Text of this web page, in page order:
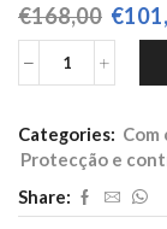
€168,00 O
preço
original
era:
€
Quantidade
9
Weg
2,8
-
Categories: Com
Protecção e
Share: